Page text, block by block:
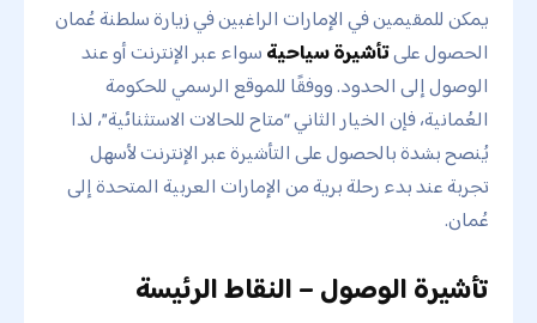
يمكن للمقيمين في الإمارات الراغبين في زيارة سلطنة عُمان
الحصول علىتأشيرة سياحيةسواء عبر الإنترنت أو عند
الوصول إلى الحدود. ووفقًا للموقع الرسمي للحكومة
العُمانية، فإن الخيار الثاني “متاح للحالات الاستثنائية”، لذا
يُنصح بشدة بالحصول على التأشيرة عبر الإنترنت لأسهل
تجربة عند بدء رحلة برية من الإمارات العربية المتحدة إلى
عُمان.
تأشيرة الوصول – النقاط الرئيسة